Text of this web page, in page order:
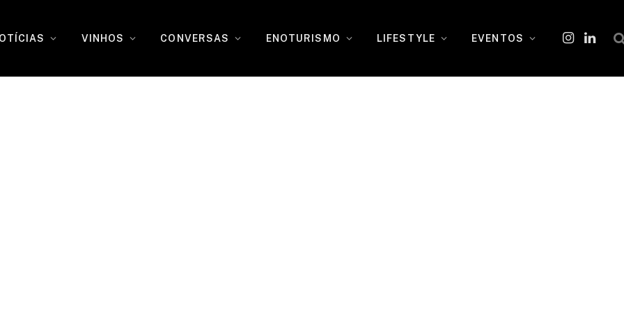
VINHOS CONVERSAS ENOTURISMO LIFESTYLE EVENTOS
Instagram
O